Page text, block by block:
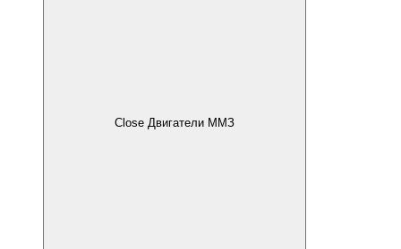
Close Двигатели ММЗ